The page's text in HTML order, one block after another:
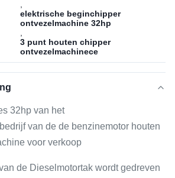
elektrische beginchipper
ontvezelmachine 32hp
3 punt houten chipper
ontvezelmachinece
32hp van het
van de de benzinemotor houten
voor verkoop
de Dieselmotortak wordt gedreven